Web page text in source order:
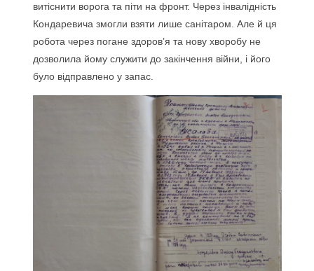
витіснити ворога та піти на фронт. Через інвалідність
Кондаревича змогли взяти лише санітаром. Але й ця
робота через погане здоров’я та нову хворобу не
дозволила йому служити до закінчення війни, і його
було відправлено у запас.